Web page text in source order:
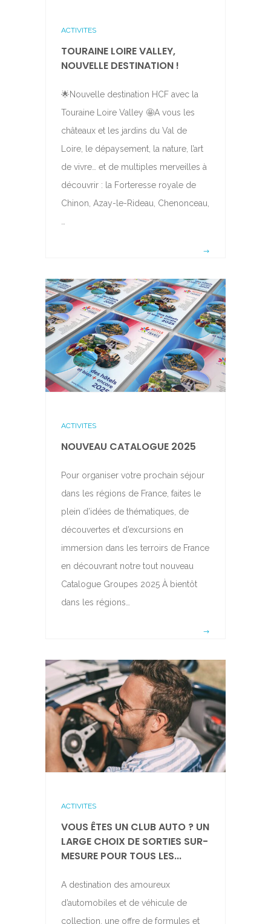
ACTIVITES
TOURAINE LOIRE VALLEY,
NOUVELLE DESTINATION !
🌟Nouvelle destination HCF avec la
Touraine Loire Valley 🤩A vous les
châteaux et les jardins du Val de
Loire, le dépaysement, la nature, l’art
de vivre… et de multiples merveilles à
découvrir : la Forteresse royale de
Chinon, Azay-le-Rideau, Chenonceau,
…
ACTIVITES
NOUVEAU CATALOGUE 2025
Pour organiser votre prochain séjour
dans les régions de France, faites le
plein d’idées de thématiques, de
découvertes et d’excursions en
immersion dans les terroirs de France
en découvrant notre tout nouveau
Catalogue Groupes 2025 À bientôt
dans les régions…
ACTIVITES
VOUS ÊTES UN CLUB AUTO ? UN
LARGE CHOIX DE SORTIES SUR-
MESURE POUR TOUS LES...
A destination des amoureux
d’automobiles et de véhicule de
collection, une offre de formules et